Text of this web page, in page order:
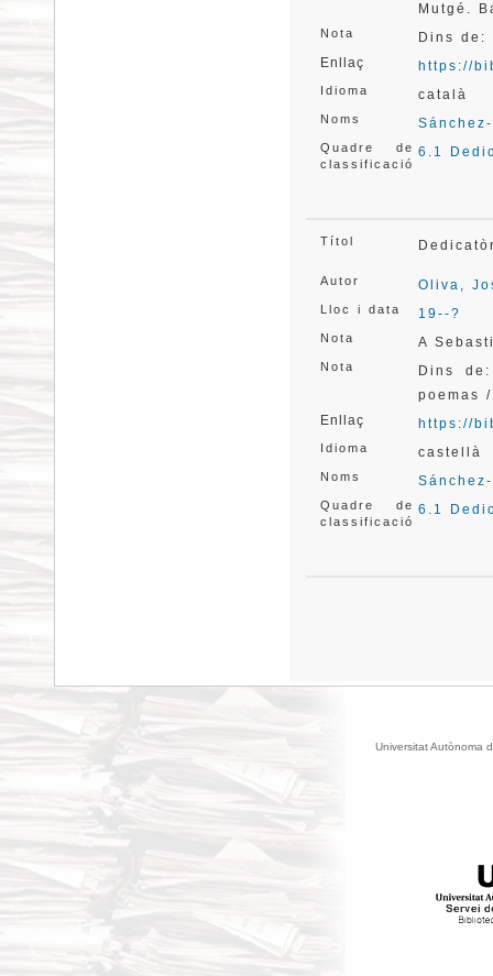
Mutgé.
Nota
Dins de:
Enllaç
https://
Idioma català
Noms
Quadre de
classificació
6.1
Títol
Autor Oliva,
Lloc i data 19--?
Nota A
Nota
Dins
poemas
Enllaç
https://
Idioma castellà
Noms
Quadre de
classificació
6.1
Universitat Autònoma